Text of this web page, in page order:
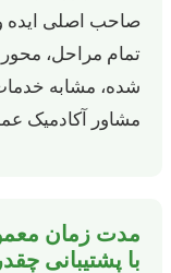
صاحب اصلی ایده
تمام مراحل،
شده، مشابه خدمات
مشاور آکادمیک
مدت زمان
با پشتیبانی